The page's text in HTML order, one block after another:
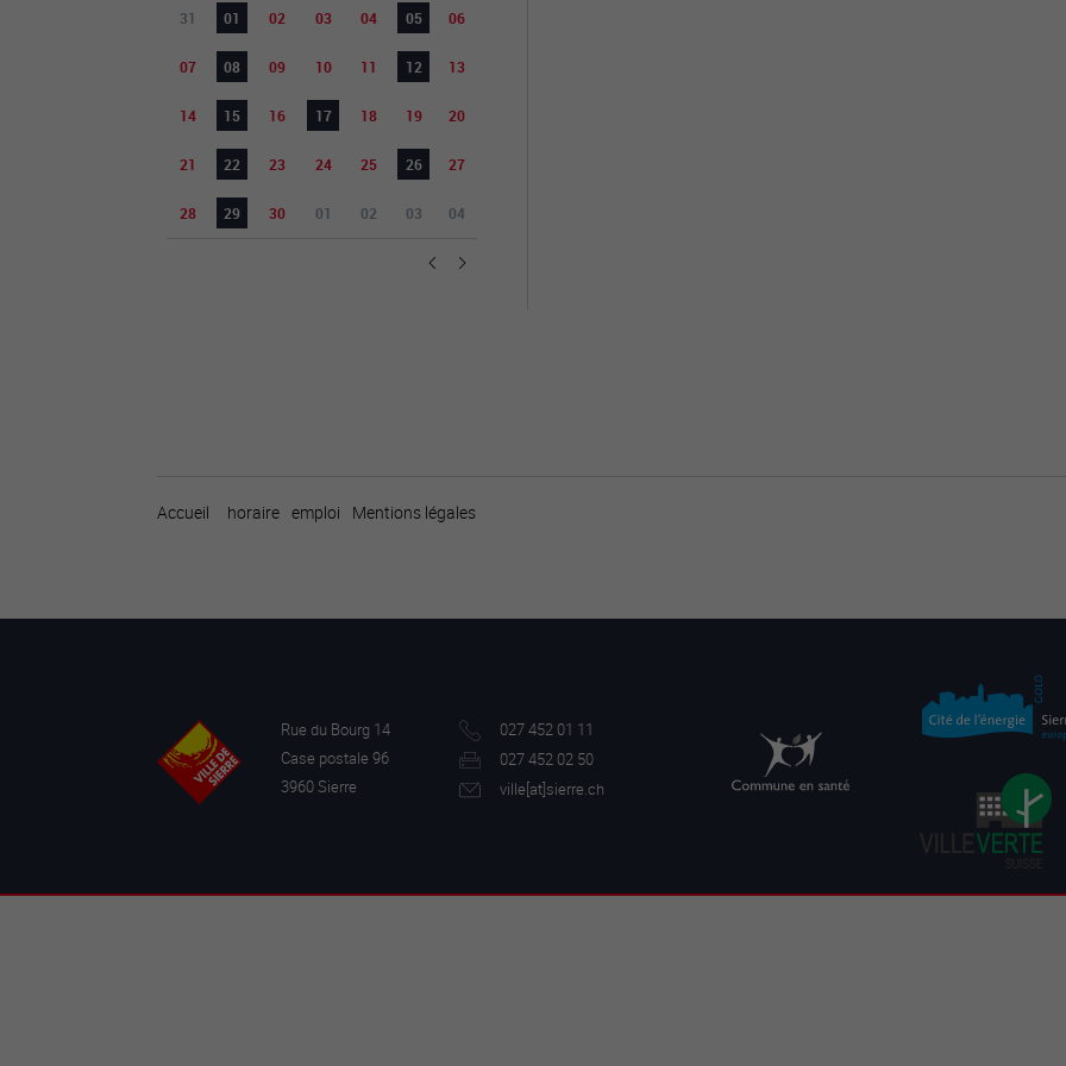
31 01 02 03 04 05 06
07 08 09 10 11 12 13
14 15 16 17 18 19 20
21 22 23 24 25 26 27
28 29 30 01 02 03 04
Accueil horaire emploi Mentions légales
Rue du Bourg 14
Case postale 96
3960 Sierre
027 452 01 11
027 452 02 50
ville[at]sierre.ch